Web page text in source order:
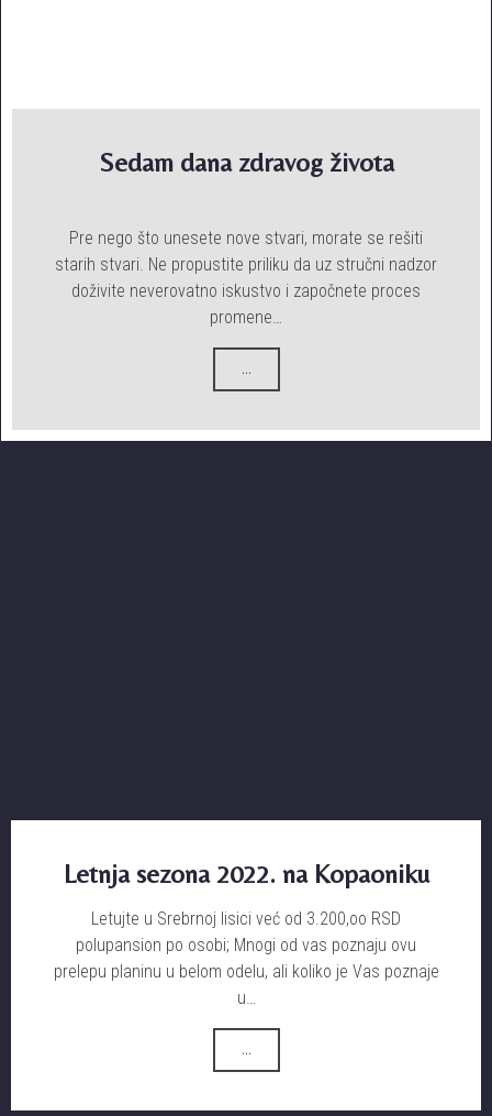
Sedam dana zdravog života
Pre nego što unesete nove stvari, morate se rešiti
starih stvari. Ne propustite priliku da uz stručni nadzor
doživite neverovatno iskustvo i započnete proces
promene…
...
Letnja sezona 2022. na Kopaoniku
Letujte u Srebrnoj lisici već od 3.200,oo RSD
polupansion po osobi; Mnogi od vas poznaju ovu
prelepu planinu u belom odelu, ali koliko je Vas poznaje
u…
...